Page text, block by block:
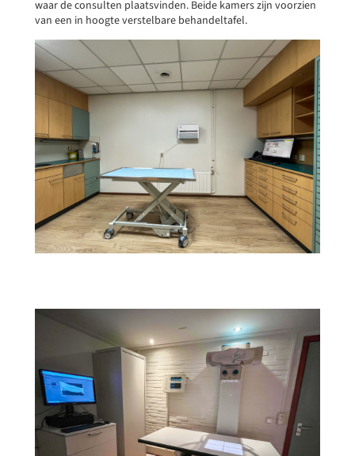
waar de consulten plaatsvinden. Beide kamers zijn voorzien
van een in hoogte verstelbare behandeltafel.